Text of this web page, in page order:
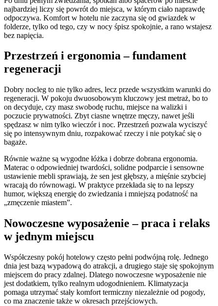
najbardziej liczy się powrót do miejsca, w którym ciało naprawdę
odpoczywa. Komfort w hotelu nie zaczyna się od gwiazdek w
folderze, tylko od tego, czy w nocy śpisz spokojnie, a rano wstajesz
bez napięcia.
Przestrzeń i ergonomia – fundament
regeneracji
Dobry nocleg to nie tylko adres, lecz przede wszystkim warunki do
regeneracji. W pokoju dwuosobowym kluczowy jest metraż, bo to
on decyduje, czy masz swobodę ruchu, miejsce na walizki i
poczucie prywatności. Zbyt ciasne wnętrze męczy, nawet jeśli
spędzasz w nim tylko wieczór i noc. Przestrzeń pozwala wyciszyć
się po intensywnym dniu, rozpakować rzeczy i nie potykać się o
bagaże.
Równie ważne są wygodne łóżka i dobrze dobrana ergonomia.
Materac o odpowiedniej twardości, solidne podparcie i sensowne
ustawienie mebli sprawiają, że sen jest głębszy, a mięśnie szybciej
wracają do równowagi. W praktyce przekłada się to na lepszy
humor, większą energię do zwiedzania i mniejszą podatność na
„zmęczenie miastem”.
Nowoczesne wyposażenie – praca i relaks
w jednym miejscu
Współczesny pokój hotelowy często pełni podwójną rolę. Jednego
dnia jest bazą wypadową do atrakcji, a drugiego staje się spokojnym
miejscem do pracy zdalnej. Dlatego nowoczesne wyposażenie nie
jest dodatkiem, tylko realnym udogodnieniem. Klimatyzacja
pomaga utrzymać stały komfort termiczny niezależnie od pogody,
co ma znaczenie także w okresach przejściowych.